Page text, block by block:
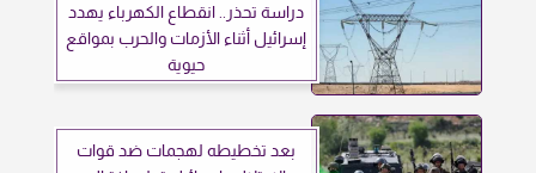
دراسة تحذر.. انقطاع الكهرباء يهدد
إسرائيل أثناء الأزمات والحرب بمواقع
حيوية
بعد تخطيطه لهجمات ضد قوات